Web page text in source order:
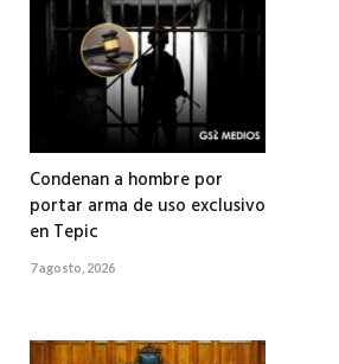
Condenan a hombre por
portar arma de uso exclusivo
en Tepic
7 agosto, 2026